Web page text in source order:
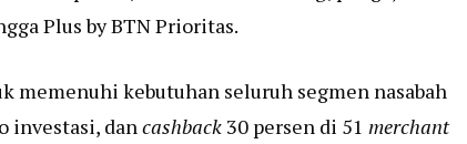
Plus by BTN Prioritas.
memenuhi kebutuhan seluruh segmen nasabah
investasi, dancashback 30 persen di 51 merchant